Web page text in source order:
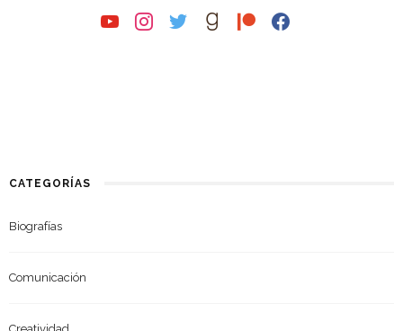
youtubeinstagramtwittergoodreads
patreonfacebook
CATEGORÍAS
Biografías
Comunicación